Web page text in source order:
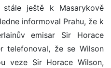
ještě k Masarykově
informoval Prahu, že k
emisar Sir Horace
telefonoval, že se Wilson
veze Sir Horace Wilson,